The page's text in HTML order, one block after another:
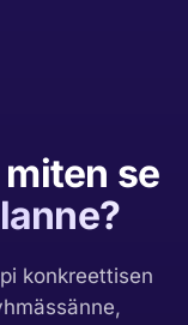
se
konkreettisen